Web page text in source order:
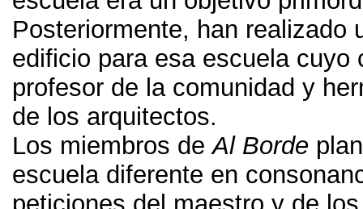
Posteriormente, han realizado
edificio para esa escuela cuyo
profesor de la comunidad y
de los arquitectos.
Los miembros de Al Borde
escuela diferente en